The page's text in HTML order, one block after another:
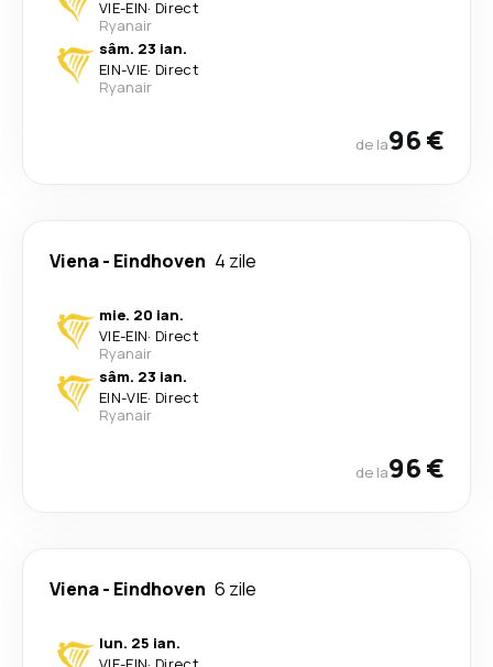
VIE-EIN· Direct
Ryanair
sâm. 23 ian.
EIN-VIE· Direct
Ryanair
de la96 €
Viena- Eindhoven 4 zile
mie. 20 ian.
VIE-EIN· Direct
Ryanair
sâm. 23 ian.
EIN-VIE· Direct
Ryanair
de la96 €
Viena- Eindhoven 6 zile
lun. 25 ian.